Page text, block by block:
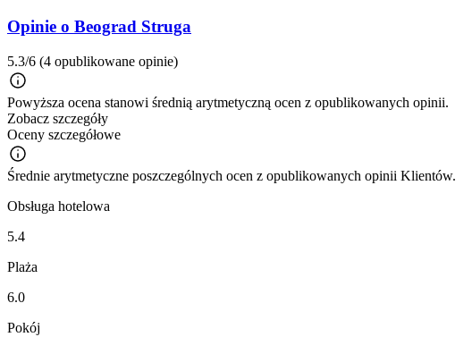
Opinie o Beograd Struga
5.3/6 (4 opublikowane opinie)
Powyższa ocena stanowi średnią arytmetyczną ocen z opublikowanych opinii.
Zobacz szczegóły
Oceny szczegółowe
Średnie arytmetyczne poszczególnych ocen z opublikowanych opinii Klientów.
Obsługa hotelowa
5.4
Plaża
6.0
Pokój